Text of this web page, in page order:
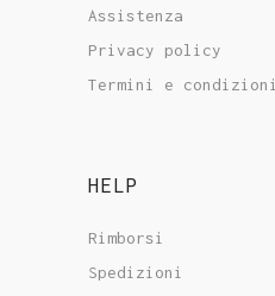
Assistenza
Privacy policy
Termini e condizioni
HELP
Rimborsi
Spedizioni